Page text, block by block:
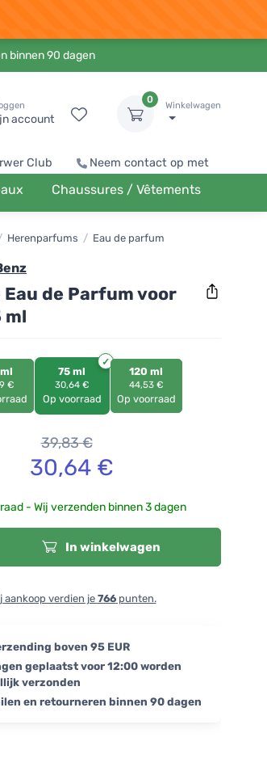
binnen 90 dagen
account
0
Winkelwagen
Club Neem contact op met
Chaussures / Vêtements
Herenparfums / Eau de parfum
de Parfum voor
ml
€
75 ml
30,64 €
Op voorraad
120 ml
44,53 €
Op voorraad
39,83€
30,64€
- Wij verzenden binnen 3 dagen
In winkelwagen
aankoop verdien je 766punten.
boven 95 EUR
geplaatst voor 12:00 worden
verzonden
en retourneren binnen 90 dagen